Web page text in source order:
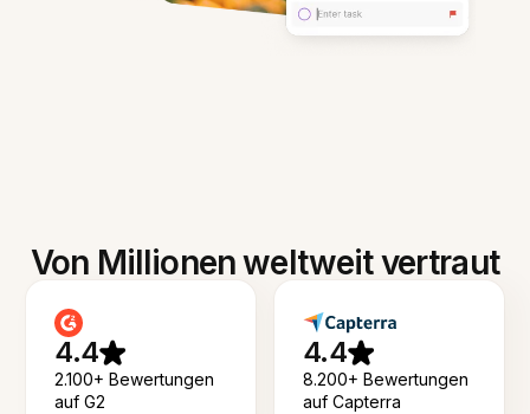
Von Millionen weltweit vertraut
4.4
2.100+ Bewertungen
auf G2
4.4
8.200+ Bewertungen
auf Capterra